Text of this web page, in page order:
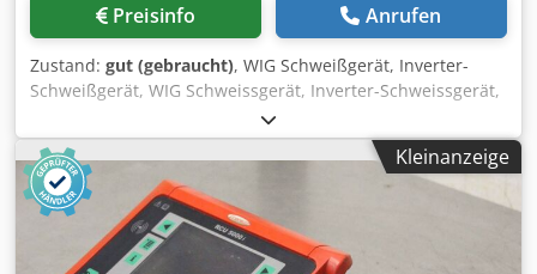
Preisinfo Anrufen
Zustand: gut (gebraucht), WIG Schweißgerät, Inverter-
Schweißgerät, WIG Schweissgerät, Inverter-Schweissgerät,
Kühlgerät, Kühlaggregat -Hersteller: Fronius, Kühlgerät für
WIG-Schweißgerät Frowig 260 AC/DC Dedpfx Ajlp
Uzboldokr -Typ: FK 31 -Fördermenge: max. 6,5 l/min -
Abmessung: 250/210/H650 mm -Gewicht: 19 kg
Kleinanzeige